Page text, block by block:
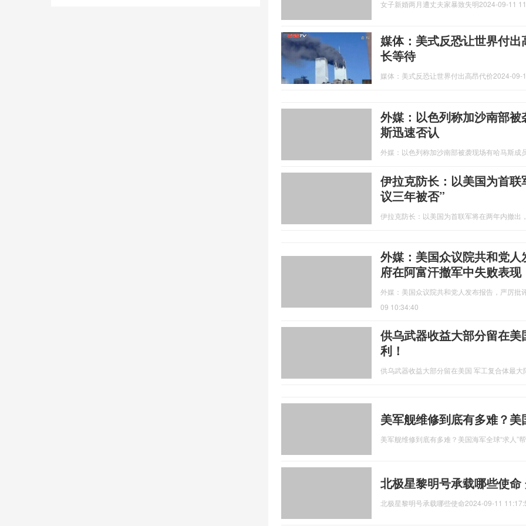
女子新婚两月遭丈夫家暴致失明2024-09-11
媒体：美式反恐让世界付
长等待
媒体：美式反恐让世界付出高昂代价2024-09-
外媒：以色列称加沙南部
斯迅速否认
外媒：以色列称加沙南部被袭现场有哈马斯成
伊拉克防长：以美国为首
议三年被否”
伊拉克防长：以美国为首联军将在两年内撤出
外媒：美国众议院共和党
府在阿富汗撤军中失败表现
外媒：美国众议院共和党人发布报告，严厉批
09 10:34:40
供乌武器收益大部分留在
利！
供乌武器收益大部分留在美国 军工复合体最大
美军舰维修到底有多难？
美军舰维修到底有多难？美国海军全球“求人”
北极星黎明号承载哪些使
北极星黎明号承载哪些使命2024-09-11